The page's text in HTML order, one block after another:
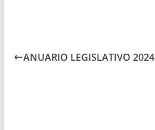
ANUARIO LEGISLATIVO 2024